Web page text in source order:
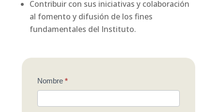
Contribuir con sus iniciativas y colaboración
al fomento y difusión de los fines
fundamentales del Instituto.
Solicitud
Nombre *